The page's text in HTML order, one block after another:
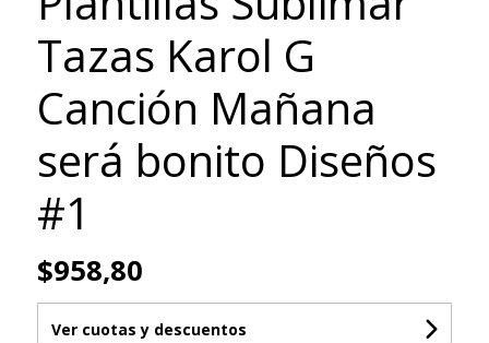
Tazas Karol G
Canción Mañana
será bonito Diseños
#1
$958,80
Ver cuotas y descuentos